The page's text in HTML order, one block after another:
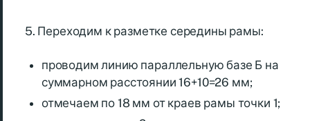
5. Переходим к разметке середины рамы:
проводим линию параллельную базе Б на
суммарном расстоянии 16+10=26 мм;
отмечаем по 18 мм от краев рамы точки 1;